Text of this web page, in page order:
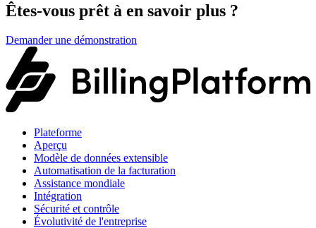
Êtes-vous prêt à en savoir plus ?
Demander une démonstration
Plateforme
Aperçu
Modèle de données extensible
Automatisation de la facturation
Assistance mondiale
Intégration
Sécurité et contrôle
Évolutivité de l'entreprise